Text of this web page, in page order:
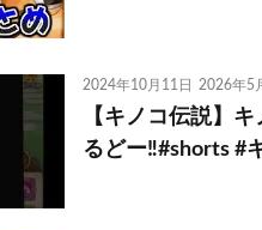
2024年10月11日 2026年5
【キノコ伝説】
るどー‼️#shorts #